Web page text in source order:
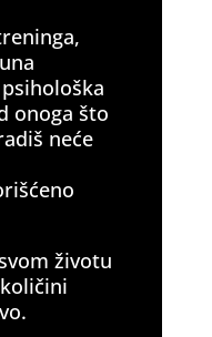
onoga što
neće
životu